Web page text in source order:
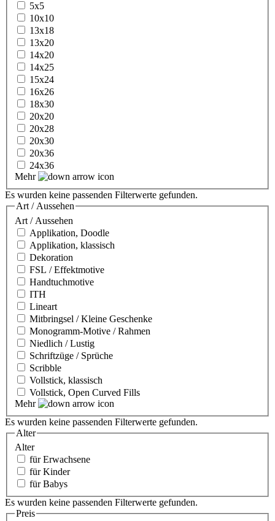
5x5
10x10
13x18
13x20
14x20
14x25
15x24
16x26
18x30
20x20
20x28
20x30
20x36
24x36
Mehr
Es wurden keine passenden Filterwerte gefunden.
Art / Aussehen
Art / Aussehen
Applikation, Doodle
Applikation, klassisch
Dekoration
FSL / Effektmotive
Handtuchmotive
ITH
Lineart
Mitbringsel / Kleine Geschenke
Monogramm-Motive / Rahmen
Niedlich / Lustig
Schriftzüge / Sprüche
Scribble
Vollstick, klassisch
Vollstick, Open Curved Fills
Mehr
Es wurden keine passenden Filterwerte gefunden.
Alter
Alter
für Erwachsene
für Kinder
für Babys
Es wurden keine passenden Filterwerte gefunden.
Preis